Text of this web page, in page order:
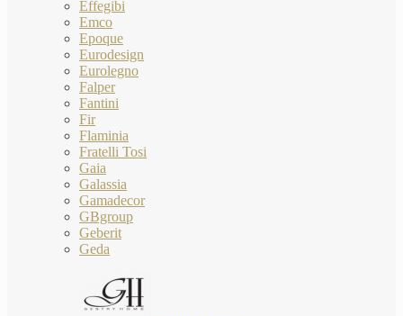
Effegibi
Emco
Epoque
Eurodesign
Eurolegno
Falper
Fantini
Fir
Flaminia
Fratelli Tosi
Gaia
Galassia
Gamadecor
GBgroup
Geberit
Geda